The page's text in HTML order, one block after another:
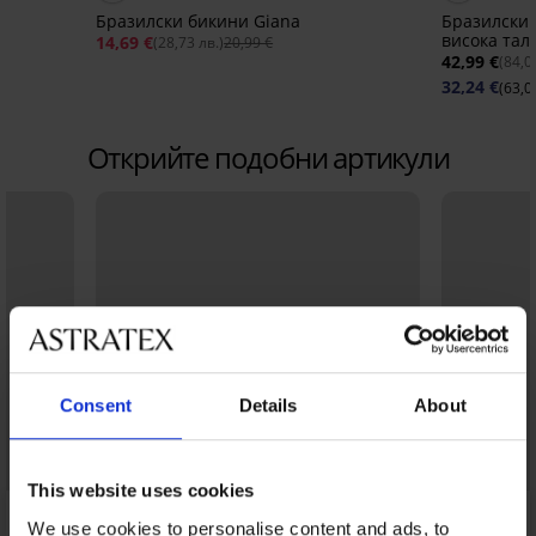
Consent Details About
This website uses cookies
We use cookies to personalise content and ads, to
Бразилски бикини Giana
14,69 €(28,73 лв.)20,99 €
висока
42,99 €
32,24 €
Открийте подобни артикули